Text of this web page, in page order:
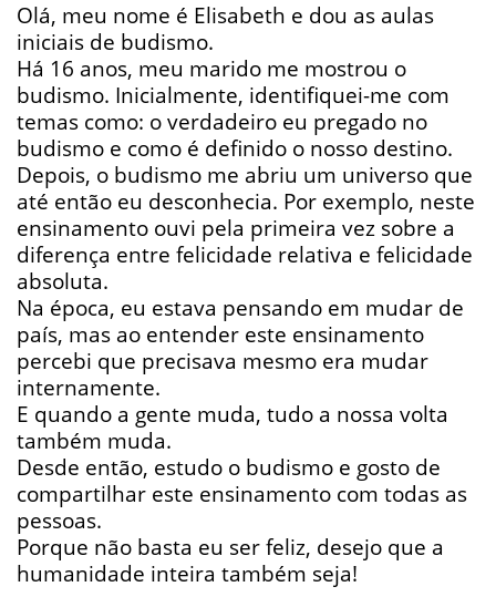
Olá, meu nome é Elisabeth e dou as aulas
iniciais de budismo.
Há 16 anos, meu marido me mostrou o
budismo. Inicialmente, identifiquei-me com
temas como: o verdadeiro eu pregado no
budismo e como é definido o nosso destino.
Depois, o budismo me abriu um universo que
até então eu desconhecia. Por exemplo, neste
ensinamento ouvi pela primeira vez sobre a
diferença entre felicidade relativa e felicidade
absoluta.
Na época, eu estava pensando em mudar de
país, mas ao entender este ensinamento
percebi que precisava mesmo era mudar
internamente.
E quando a gente muda, tudo a nossa volta
também muda.
Desde então, estudo o budismo e gosto de
compartilhar este ensinamento com todas as
pessoas.
Porque não basta eu ser feliz, desejo que a
humanidade inteira também seja!